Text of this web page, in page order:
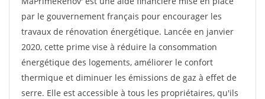
par le gouvernement français pour encourager les
travaux de rénovation énergétique. Lancée en janvier
2020, cette prime vise à réduire la consommation
énergétique des logements, améliorer le confort
thermique et diminuer les émissions de gaz à effet de
serre. Elle est accessible à tous les propriétaires, qu'ils